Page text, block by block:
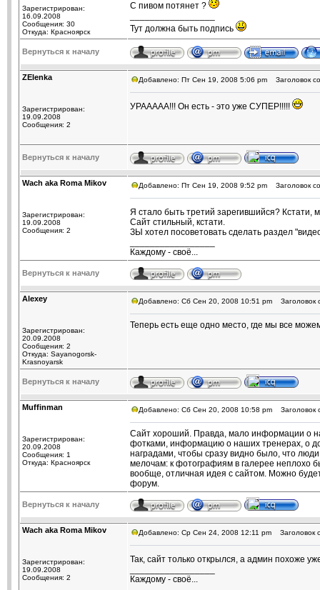
Зарегистрирован:
16.09.2008
Сообщения: 30
Откуда: Красноярск
С пивом потянет ?
Тут должна быть подпись
Вернуться к началу
ZElenka
Зарегистрирован:
19.09.2008
Сообщения: 2
Добавлено: Пт Сен 19, 2008 5:06 pm Заголовок
УРААААА!!! Он есть - это уже СУПЕР!!!!!
Вернуться к началу
Wach aka Roma Mikov
Зарегистрирован:
19.09.2008
Сообщения: 2
Добавлено: Пт Сен 19, 2008 9:52 pm Заголовок
Я стало быть третий зарегившийся? Кстати,
Сайт стильный, кстати.
ЗЫ хотел посоветовать сделать раздел
Каждому - своё...
Вернуться к началу
Alexey
Зарегистрирован:
20.09.2008
Сообщения: 2
Откуда: Sayanogorsk-
Krasnoyarsk
Добавлено: Сб Сен 20, 2008 10:51 pm Заголовок
Теперь есть еще одно место, где мы все
Вернуться к началу
Muffinman
Зарегистрирован:
20.09.2008
Сообщения: 1
Откуда: Красноярск
Добавлено: Сб Сен 20, 2008 10:58 pm Заголовок
Сайт хороший. Правда, мало информации о
фотками, информацию о наших тренерах, о
наградами, чтобы сразу видно было, что
мелочам: к фотографиям в галерее неплохо
вообще, отличная идея с сайтом. Можно
форум.
Вернуться к началу
Wach aka Roma Mikov
Зарегистрирован:
19.09.2008
Сообщения: 2
Добавлено: Ср Сен 24, 2008 12:11 pm Заголовок
Так, сайт только открылся, а админ похоже
Каждому - своё...